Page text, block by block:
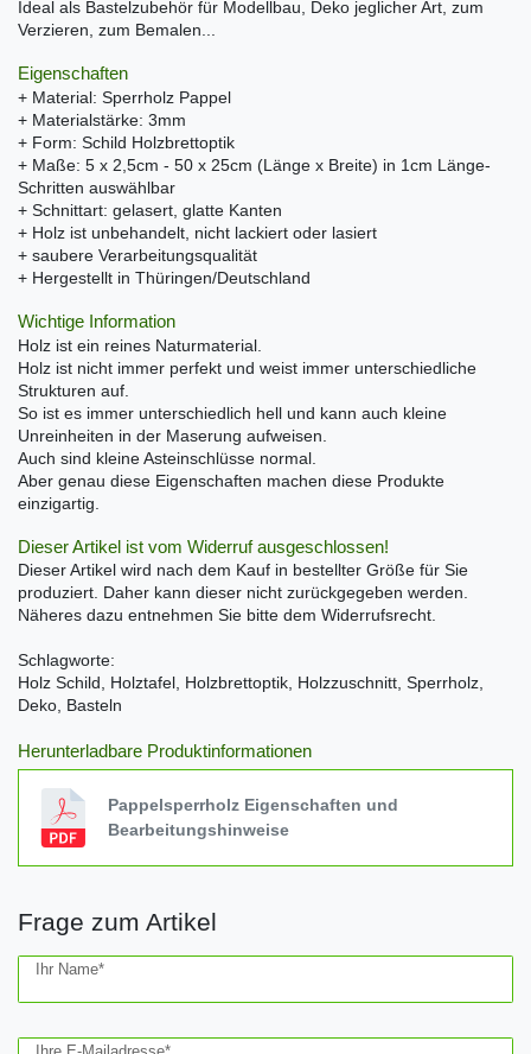
Ideal als Bastelzubehör für Modellbau, Deko jeglicher Art, zum
Verzieren, zum Bemalen...
Eigenschaften
+ Material: Sperrholz Pappel
+ Materialstärke: 3mm
+ Form: Schild Holzbrettoptik
+ Maße: 5 x 2,5cm - 50 x 25cm (Länge x Breite) in 1cm Länge-
Schritten auswählbar
+ Schnittart: gelasert, glatte Kanten
+ Holz ist unbehandelt, nicht lackiert oder lasiert
+ saubere Verarbeitungsqualität
+ Hergestellt in Thüringen/Deutschland
Wichtige Information
Holz ist ein reines Naturmaterial.
Holz ist nicht immer perfekt und weist immer unterschiedliche
Strukturen auf.
So ist es immer unterschiedlich hell und kann auch kleine
Unreinheiten in der Maserung aufweisen.
Auch sind kleine Asteinschlüsse normal.
Aber genau diese Eigenschaften machen diese Produkte
einzigartig.
Dieser Artikel ist vom Widerruf ausgeschlossen!
Dieser Artikel wird nach dem Kauf in bestellter Größe für Sie
produziert. Daher kann dieser nicht zurückgegeben werden.
Näheres dazu entnehmen Sie bitte dem Widerrufsrecht.
Schlagworte:
Holz Schild, Holztafel, Holzbrettoptik, Holzzuschnitt, Sperrholz,
Deko, Basteln
Herunterladbare Produktinformationen
Pappelsperrholz Eigenschaften und
Bearbeitungshinweise
Frage zum Artikel
Ihr Name*
Ceres::Template.mailFormHoneypotLabel